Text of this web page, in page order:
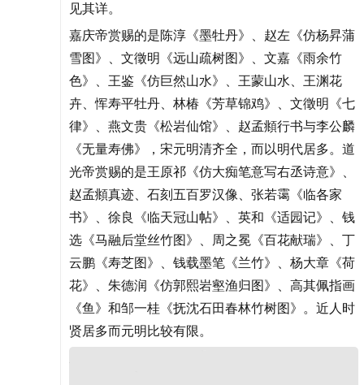
见其详。
嘉庆帝赏赐的是陈淳《墨牡丹》、赵左《仿杨昇蒲
雪图》、文徵明《远山疏树图》、文嘉《雨余竹
色》、王鉴《仿巨然山水》、王蒙山水、王渊花
卉、恽寿平牡丹、林椿《芳草锦鸡》、文徵明《七
律》、燕文贵《松岩仙馆》、赵孟頫行书与李公麟
《无量寿佛》，宋元明清齐全，而以明代居多。道
光帝赏赐的是王原祁《仿大痴笔意写右丞诗意》、
赵孟頫真迹、石刻五百罗汉像、张若霭《临各家
书》、徐良《临天冠山帖》、英和《适园记》、钱
选《马融后堂丝竹图》、周之冕《百花献瑞》、丁
云鹏《寿芝图》、钱载墨笔《兰竹》、杨大章《荷
花》、朱德润《仿郭熙岩壑渔归图》、高其佩指画
《鱼》和邹一桂《抚沈石田春林竹树图》。近人时
贤居多而元明比较有限。